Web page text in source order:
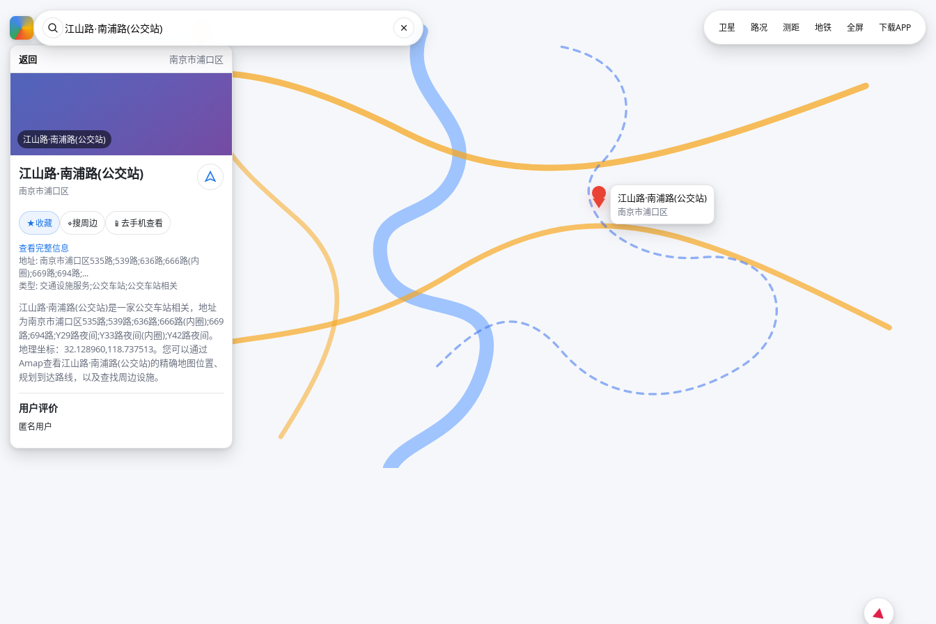
返回 南京市浦口区
江山路·南浦路(公交站)
江山路·南浦路(公交站)
南京市浦口区
★收藏 ⌖搜周边 📱 去手机查看
查看完整信息
地址: 南京市浦口区535路;539路;636路;666路(内
圈);669路;694路;...
类型: 交通设施服务;公交车站;公交车站相关
江山路·南浦路(公交站)是一家公交车站相关，地址
为南京市浦口区535路;539路;636路;666路(内圈);669
路;694路;Y29路夜间;Y33路夜间(内圈);Y42路夜间。
地理坐标：32.128960,118.737513。您可以通过
Amap查看江山路·南浦路(公交站)的精确地图位置、
规划到达路线，以及查找周边设施。
用户评价
匿名用户
江山路·南浦路(公交站)
南京市浦口区
卫星 路况 测距 地铁 全屏 下载APP